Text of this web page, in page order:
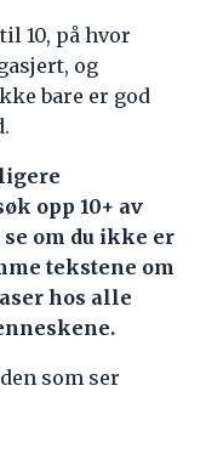
10, på hvor
og
bare er god
opp 10+ av
om du ikke er
tekstene om
hos alle
som ser